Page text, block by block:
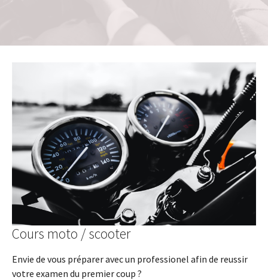
Cours moto / scooter
Envie de vous préparer avec un professionel afin de reussir
votre examen du premier coup ?